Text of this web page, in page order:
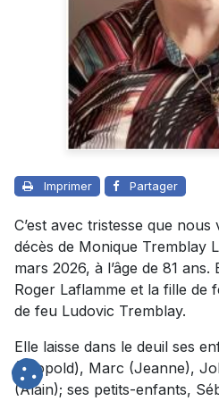
Imprimer Partager
C’est avec tristesse que
décès de Monique Tremblay
mars 2026, à l’âge de 81
Roger Laflamme et la fille de
de feu Ludovic Tremblay.
Elle laisse dans le deuil ses
(Léopold), Marc (Jeanne),
(Alain); ses petits-enfants,